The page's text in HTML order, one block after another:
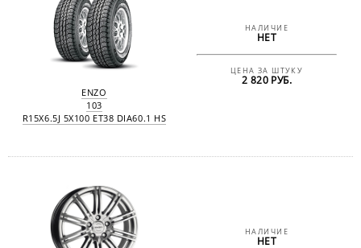
ENZO
103
R15X6.5J 5X100 ET38 DIA60.1 HS
НАЛИЧИЕ
НЕТ
ЦЕНА ЗА ШТУКУ
2 820 РУБ.
НАЛИЧИЕ
НЕТ